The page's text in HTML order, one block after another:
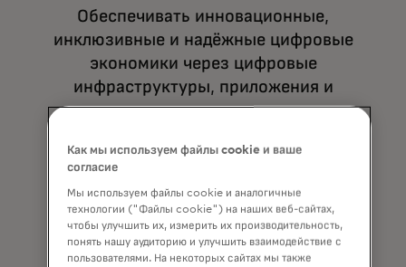
Обеспечивать инновационные,
инклюзивные и надёжные цифровые
экономики через цифровые
инфраструктуры, приложения и
сервисы.
Как мы используем файлы cookie и ваше
согласие
Мы используем файлы cookie и аналогичные
технологии ("Файлы cookie") на наших веб-сайтах,
чтобы улучшить их, измерить их производительность,
понять нашу аудиторию и улучшить взаимодействие с
пользователями. На некоторых сайтах мы также